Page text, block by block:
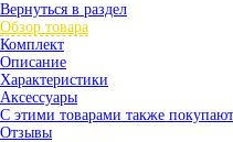
Вернуться в раздел
Обзор товара
Комплект
Описание
Характеристики
Аксессуары
С этими товарами также покупают
Отзывы